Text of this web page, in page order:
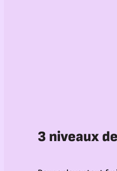
3 niveaux